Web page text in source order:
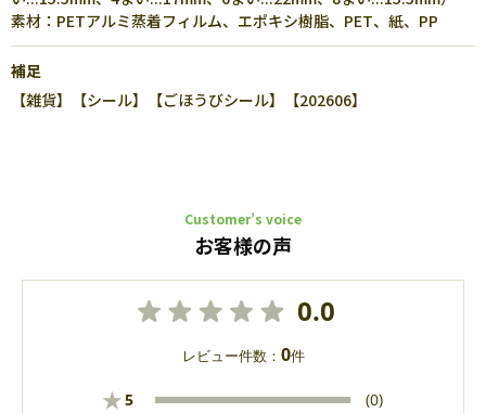
素材：PETアルミ蒸着フィルム、エポキシ樹脂、PET、紙、PP
補足
【雑貨】【シール】【ごほうびシール】【202606】
Customer’s voice
お客様の声
0.0
レビュー件数： 0件
★5 (0)